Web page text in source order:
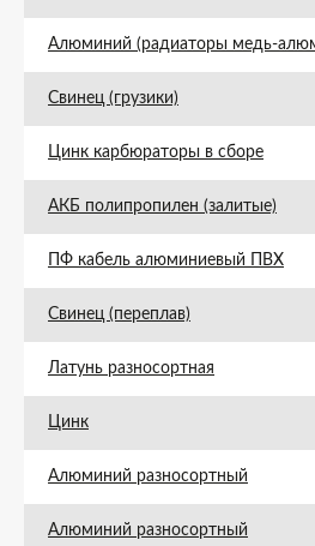
Алюминий (радиаторы медь-
Свинец (грузики)
Цинк карбюраторы в сборе
АКБ полипропилен (залитые)
ПФ кабель алюминиевый ПВХ
Свинец (переплав)
Латунь разносортная
Цинк
Алюминий разносортный
Алюминий разносортный